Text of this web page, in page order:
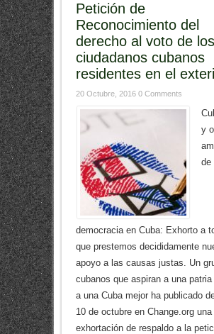
Petición de
Reconocimiento del
derecho al voto de los
ciudadanos cubanos
residentes en el
20 Octubre, 2016 0 Comments
y
de
democracia en Cuba: Exhorto a
que prestemos decididamente
apoyo a las causas justas. Un
cubanos que aspiran a una
a una Cuba mejor ha publicado
10 de octubre en Change.org una
exhortación de respaldo a la